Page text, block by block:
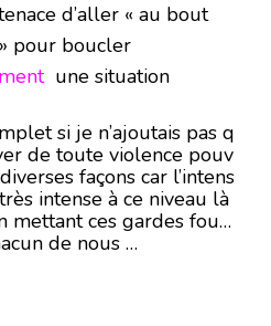
d’aller « au bout
pour boucler
une situation
si je n’ajoutais pas q
de toute violence pouv
façons car l’intens
intense à ce niveau là
mettant ces gardes fou
de nous …